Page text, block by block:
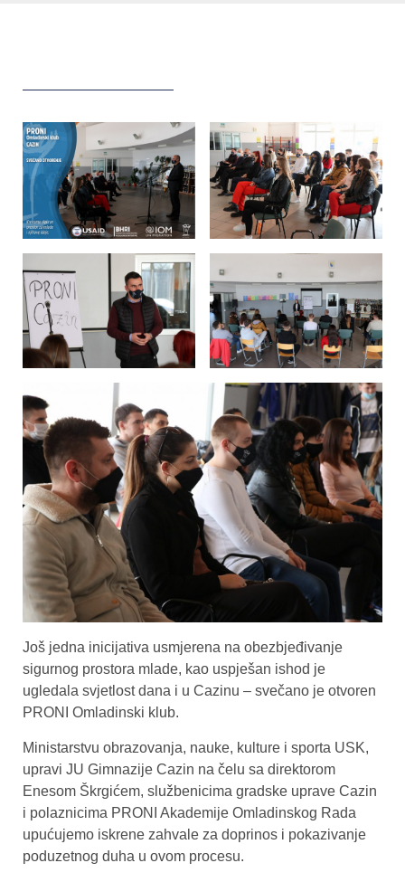
Još jedna inicijativa usmjerena na obezbjeđivanje
sigurnog prostora mlade, kao uspješan ishod je
ugledala svjetlost dana i u Cazinu – svečano je otvoren
PRONI Omladinski klub.
Ministarstvu obrazovanja, nauke, kulture i sporta USK,
upravi JU Gimnazije Cazin na čelu sa direktorom
Enesom Škrgićem, službenicima gradske uprave Cazin
i polaznicima PRONI Akademije Omladinskog Rada
upućujemo iskrene zahvale za doprinos i pokazivanje
poduzetnog duha u ovom procesu.